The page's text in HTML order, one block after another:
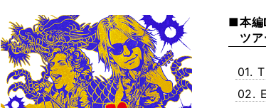
■本編
ツ
01.
02.